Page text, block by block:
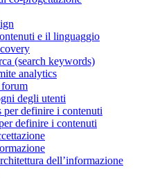
e il linguaggio
(search keywords)
analytics
degli utenti
per definire i contenuti
definire i contenuti
dell’informazione